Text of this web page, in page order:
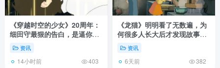
《穿越时空的少女》20周年：
细田守最狠的告白，是逼你承
认有些夏天回不去了！
资讯
14小时前 403
《龙猫》明明看了无数遍，为
何很多人长大后才发现故事根
本不在 1988 年！
资讯
6天前 382